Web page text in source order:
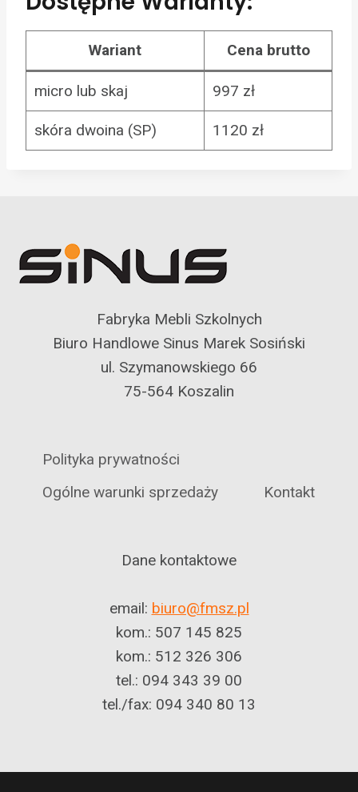
Wariant Cena brutto
micro lub skaj 997 zł
skóra dwoina (SP) 1120 zł
Fabryka Mebli Szkolnych
Biuro Handlowe Sinus Marek Sosiński
ul. Szymanowskiego 66
75-564 Koszalin
Polityka prywatności
Ogólne warunki sprzedaży
Kontakt
Dane kontaktowe
email: biuro@fmsz.pl
kom.: 507 145 825
kom.: 512 326 306
tel.: 094 343 39 00
tel./fax: 094 340 80 13